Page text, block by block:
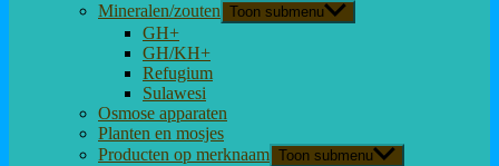
Mineralen/zouten Toon submenu
GH+
GH/KH+
Refugium
Sulawesi
Osmose apparaten
Planten en mosjes
Producten op merknaam Toon submenu